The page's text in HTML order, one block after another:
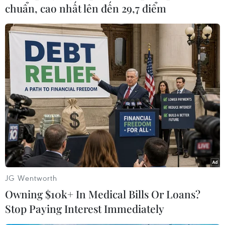
quyền; 37 giấy phép cấp khi chưa có quy hoạch
được cơ quan có thẩm quyền phê duyệt; 52 giấy
phép cấp khi không có đăng ký kinh doanh
ngành nghề về thăm dò, khai thác khoáng sản;
128 giấy phép thăm dò được cấp không thông
qua hình thức lựa chọn tổ chức, cá nhân ở khu
vực không đấu giá quyền khai thác khoáng sản.
Ngoài ra, có 196 giấy phép được cấp khi hồ sơ
không có dự án đầu tư khai thác khoáng sản
được phê duyệt; 345 giấy phép không có giấy
chứng nhận đầu tư dự án; 29 giấy phép không
có báo cáo đánh giá tác động môi trường và 196
giấy phép chưa phê duyệt trữ lượng khoáng sản
theo quy định.
chuẩn, cao nhất lên đến 29,7 điểm
JG Wentworth
Owning $10k+ In Medical Bills Or Loans?
Stop Paying Interest Immediately